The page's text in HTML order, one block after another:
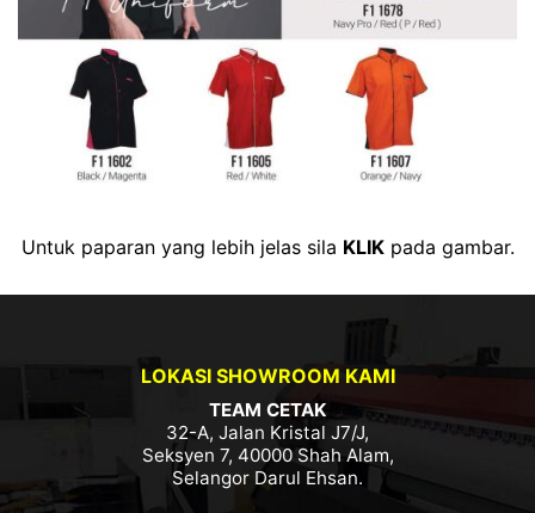
Untuk paparan yang lebih jelas sila KLIKpada gambar.
LOKASI SHOWROOM KAMI
TEAM CETAK
32-A, Jalan Kristal J7/J,
Seksyen 7, 40000 Shah Alam,
Selangor Darul Ehsan.